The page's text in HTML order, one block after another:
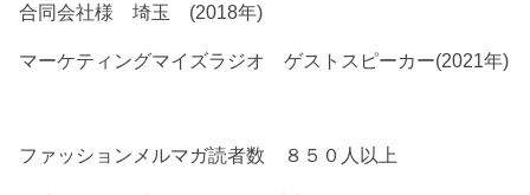
合同会社様 埼玉 (2018年)
マーケティングマイズラジオ ゲストスピーカー(2021年)
ファッションメルマガ読者数 ８５０人以上